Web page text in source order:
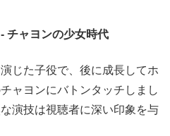
チャヨンの少女時代
じた子役で、後に成長してホ
ャヨンにバトンタッチしまし
演技は視聴者に深い印象を与